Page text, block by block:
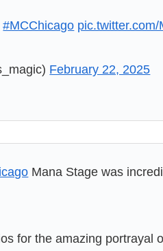
#MCChicago
February 22, 2025
Mana Stage was
for the amazing portrayal